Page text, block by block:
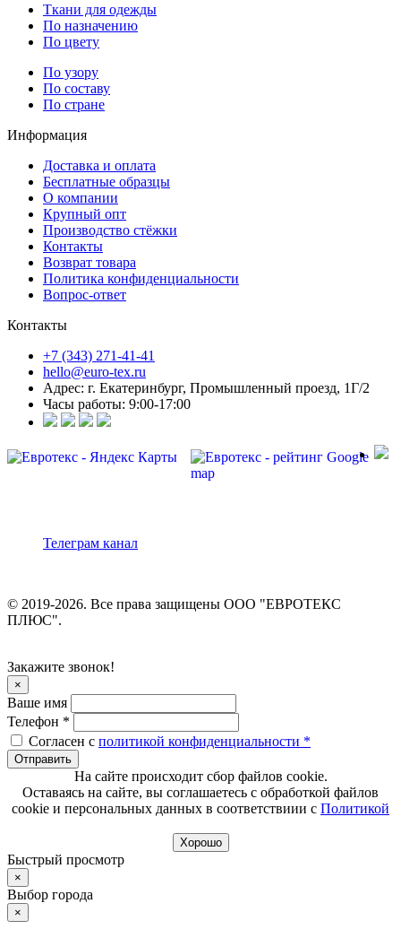
Ткани для одежды
По назначению
По цвету
По узору
По составу
По стране
Информация
Доставка и оплата
Бесплатные образцы
О компании
Крупный опт
Производство стёжки
Контакты
Возврат товара
Политика конфиденциальности
Вопрос-ответ
Контакты
+7 (343) 271-41-41
hello@euro-tex.ru
Адрес: г. Екатеринбург, Промышленный проезд, 1Г/2
Часы работы: 9:00-17:00
Телеграм канал
© 2019-2026. Все права защищены ООО "ЕВРОТЕКС
ПЛЮС".
Закажите звонок!
×
Ваше имя
Телефон *
Согласен с политикой конфиденциальности *
Отправить
На сайте происходит сбор файлов cookie.
Оставаясь на сайте, вы соглашаетесь с обработкой файлов
cookie и персональных данных в соответствиии с Политикой
Хорошо
Быстрый просмотр
×
Выбор города
×